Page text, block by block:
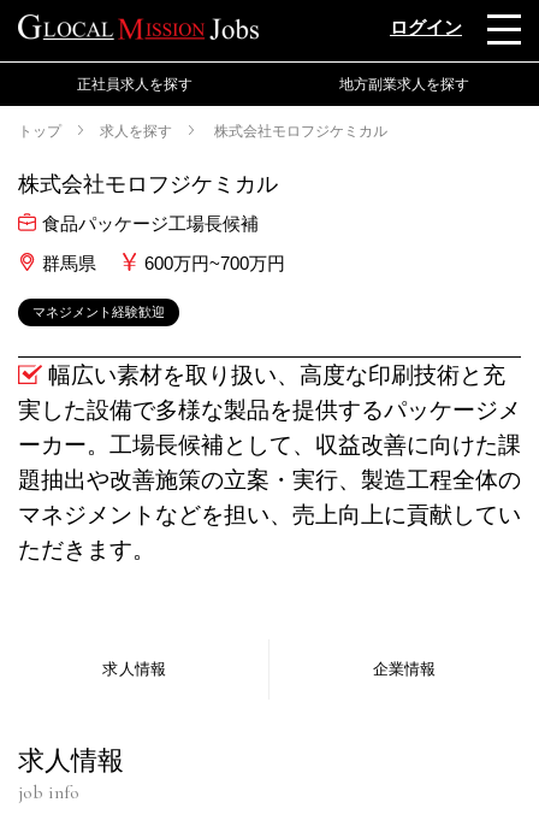
ログイン
正社員求人を探す 地方副業求人を探す
トップ 求人を探す 株式会社モロフジケミカル
株式会社モロフジケミカル
食品パッケージ工場長候補
群馬県
600万円~700万円
マネジメント経験歓迎
幅広い素材を取り扱い、高度な印刷技術と充
実した設備で多様な製品を提供するパッケージメ
ーカー。工場長候補として、収益改善に向けた課
題抽出や改善施策の立案・実行、製造工程全体の
マネジメントなどを担い、売上向上に貢献してい
ただきます。
求人情報 企業情報
求人情報
job info